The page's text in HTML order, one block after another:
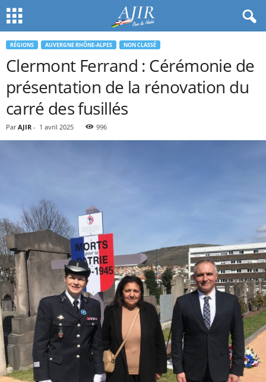
RÉGIONS AUVERGNE RHÔNE-ALPES NON CLASSÉ
Clermont Ferrand : Cérémonie de
présentation de la rénovation du
carré des fusillés
Par AJIR - 1 avril 2025 996